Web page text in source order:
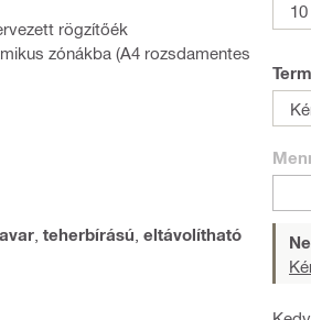
rögzítőék
zónákba (A4 rozsdamentes
teherbírású eltávolítható